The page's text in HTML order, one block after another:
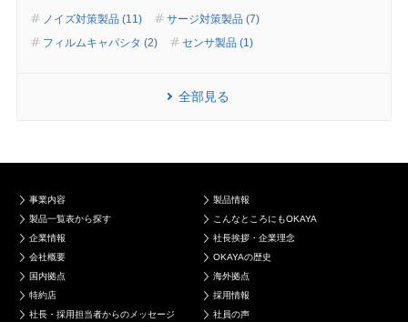
ノイズ対策製品 (11)
サージ対策製品 (7)
フィルムキャパシタ (2)
センサ製品 (1)
全部見る
事業内容
製品情報
製品一覧表から探す
こんなところにもOKAYA
企業情報
社長挨拶・企業理念
会社概要
OKAYAの歴史
国内拠点
海外拠点
特約店
採用情報
社長・採用担当者からのメッセージ
社員の声